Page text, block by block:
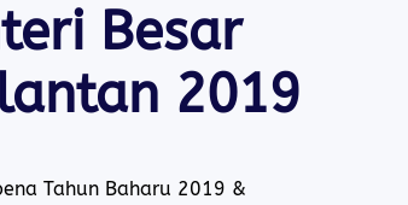
Besar
2019
Tahun Baharu 2019 &